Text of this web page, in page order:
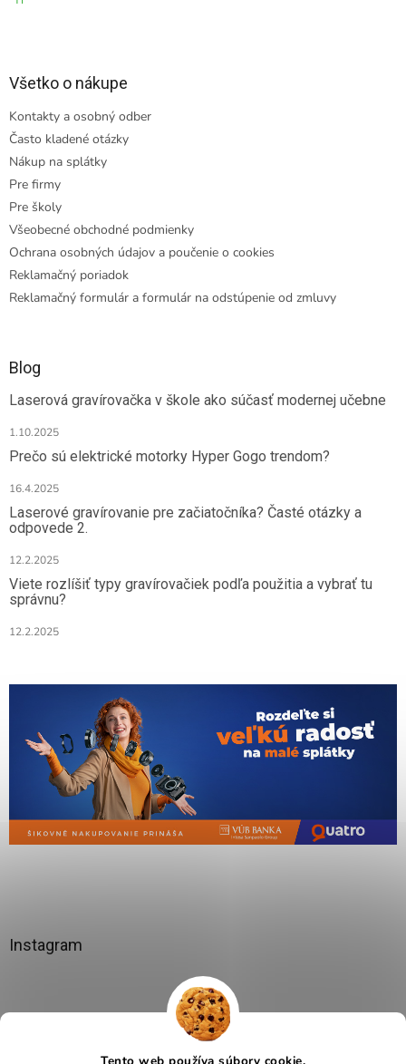
Všetko o nákupe
Kontakty a osobný odber
Často kladené otázky
Nákup na splátky
Pre firmy
Pre školy
Všeobecné obchodné podmienky
Ochrana osobných údajov a poučenie o cookies
Reklamačný poriadok
Reklamačný formulár a formulár na odstúpenie od zmluvy
Blog
Laserová gravírovačka v škole ako súčasť modernej učebne
1.10.2025
Prečo sú elektrické motorky Hyper Gogo trendom?
16.4.2025
Laserové gravírovanie pre začiatočníka? Časté otázky a
odpovede 2.
12.2.2025
Viete rozlíšiť typy gravírovačiek podľa použitia a vybrať tu
správnu?
12.2.2025
Instagram